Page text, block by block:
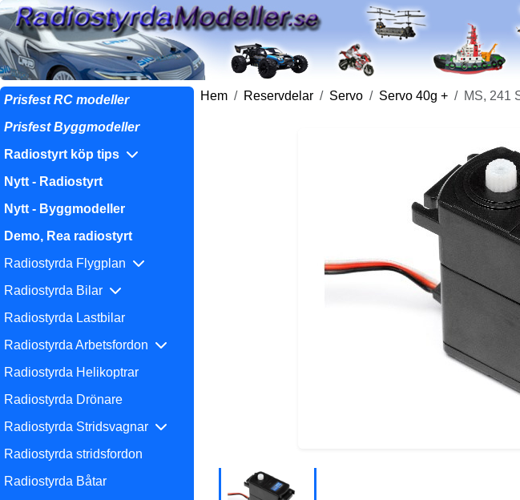
Prisfest RC modeller
Prisfest Byggmodeller
Radiostyrt köp tips
Nytt - Radiostyrt
Nytt - Byggmodeller
Demo, Rea radiostyrt
Radiostyrda Flygplan
Radiostyrda Bilar
Radiostyrda Lastbilar
Radiostyrda Arbetsfordon
Radiostyrda Helikoptrar
Radiostyrda Drönare
Radiostyrda Stridsvagnar
Radiostyrda stridsfordon
Radiostyrda Båtar
Hem Reservdelar Servo Servo 40g + MS, 241